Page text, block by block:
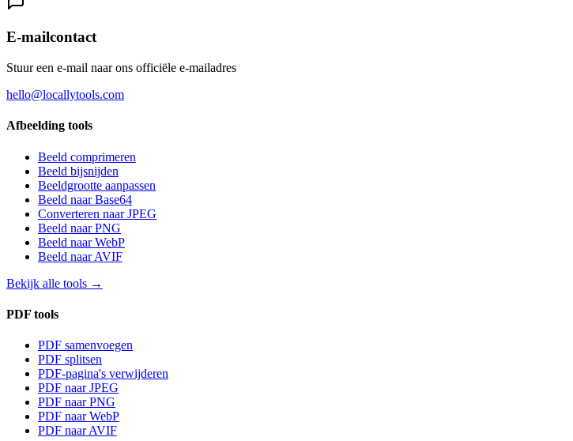
E-mailcontact
Stuur een e-mail naar ons officiële e-mailadres
hello@locallytools.com
Afbeelding tools
Beeld comprimeren
Beeld bijsnijden
Beeldgrootte aanpassen
Beeld naar Base64
Converteren naar JPEG
Beeld naar PNG
Beeld naar WebP
Beeld naar AVIF
Bekijk alle tools →
PDF tools
PDF samenvoegen
PDF splitsen
PDF-pagina's verwijderen
PDF naar JPEG
PDF naar PNG
PDF naar WebP
PDF naar AVIF